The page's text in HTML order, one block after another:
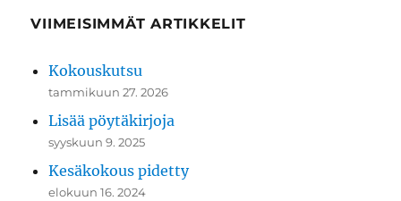
VIIMEISIMMÄT ARTIKKELIT
Kokouskutsu
tammikuun 27. 2026
Lisää pöytäkirjoja
syyskuun 9. 2025
Kesäkokous pidetty
elokuun 16. 2024